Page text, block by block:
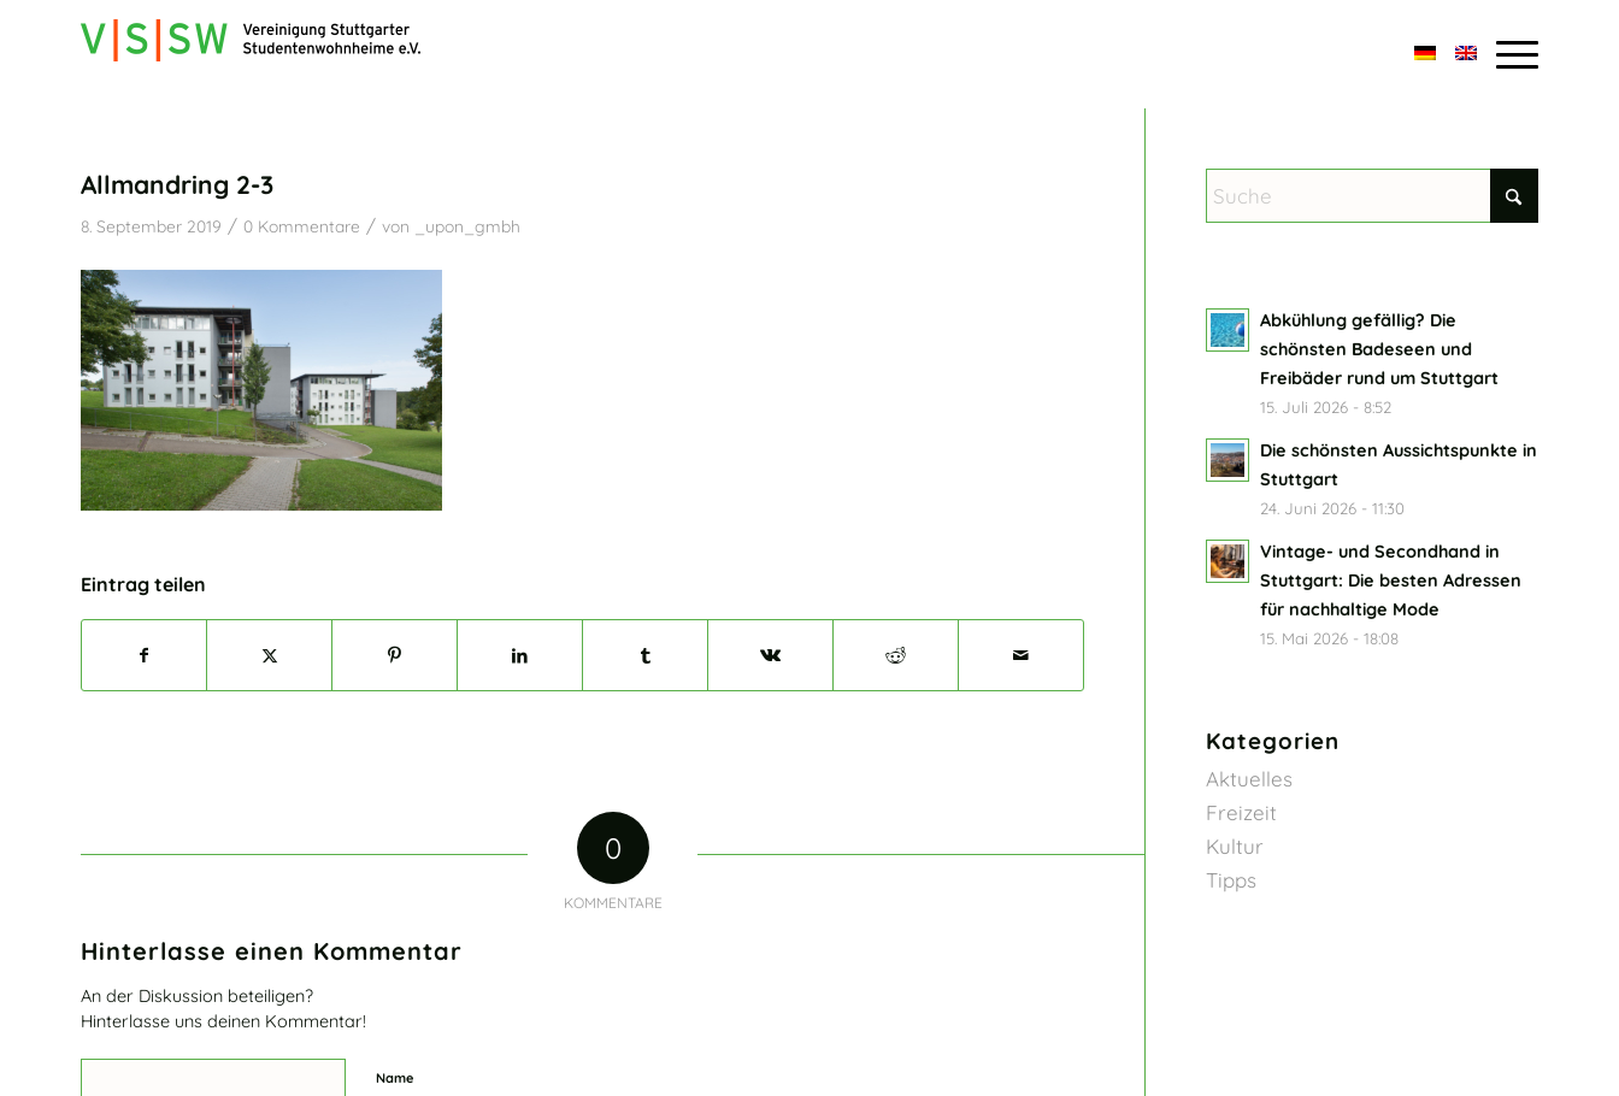
Allmandring 2-3
8. September 2019 / 0 Kommentare / von _upon_gmbh
Eintrag teilen
0
KOMMENTARE
Hinterlasse einen Kommentar
An der Diskussion beteiligen?
Hinterlasse uns deinen Kommentar!
Name
Abkühlung gefällig? Die
schönsten Badeseen und
Freibäder rund um Stuttgart
15. Juli 2026 - 8:52
Die schönsten Aussichtspunkte in
Stuttgart
24. Juni 2026 - 11:30
Vintage- und Secondhand in
Stuttgart: Die besten Adressen
für nachhaltige Mode
15. Mai 2026 - 18:08
Kategorien
Aktuelles
Freizeit
Kultur
Tipps